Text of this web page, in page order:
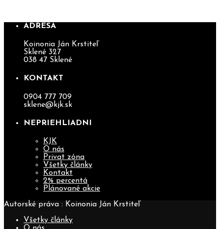
ADRESA
Koinonia Ján Krstiteľ
Sklené 327
038 47 Sklené
KONTAKT
0904 777 709
sklene@kjk.sk
NEPRIEHLIADNI
KJK
O nás
Privat zóna
Všetky články
Kontakt
2% percentá
Plánované akcie
Autorské práva : Koinonia Ján Krstiteľ
Všetky články